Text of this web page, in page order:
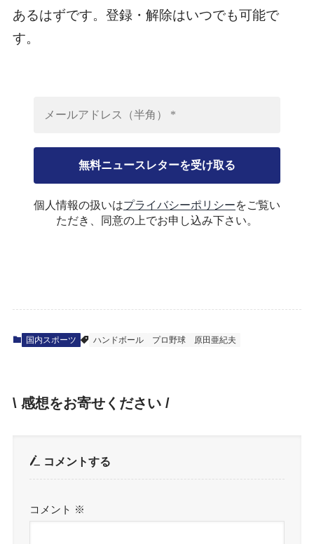
あるはずです。登録・解除はいつでも可能で
す。
個人情報の扱いはプライバシーポリシーをご覧い
ただき、同意の上でお申し込み下さい。
国内スポーツ ハンドボール プロ野球 原田亜紀夫
\ 感想をお寄せください /
コメントする
コメント ※